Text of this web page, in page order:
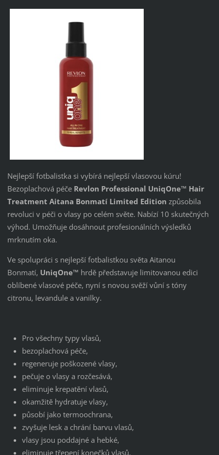
Nejlepší fotbalistka si vybírá nejlepší vlasovou kúru!
Bezoplachová péče Revlon Professional UniqOne™ Hair
Treatment Aitana Bonmatí Limited Edition způsobila
revoluci v péči o vlasy po celém světe. Nabízí 10 skutečných
výhod. Umožňuje dosáhnout profesionálních výsledků
mrknutím oka.
Ve spolupráci s nejlepší fotbalistkou světa Aitanou
Bonmatí, UniqOne™ hrdě představuje limitovanou edici
oblíbené vlasové péče, nyní s novou svěží vůní s tóny
citronu, levandule a vanilky.
Pro všechny typy vlasů,
bezoplachová péče,
regeneruje poškozené vlasy,
pečuje o vlasy a rozčesává,
eliminuje krepatění vlasů,
okamžitě hydratuje vlasy,
působí jako termoochrana,
zvyšuje lesk a chrání barvu vlasů,
vlasy jsou poddajné a hebké,
eliminuje třepení konečků vlasů,